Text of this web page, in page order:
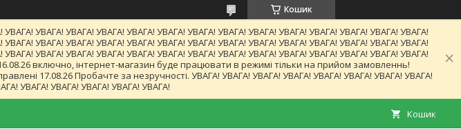
Кошик
УВАГА! УВАГА! УВАГА! УВАГА! УВАГА! УВАГА! УВАГА! УВАГА! УВАГА! УВАГА! УВАГА! УВАГА! УВАГА!
УВАГА! УВАГА! УВАГА! УВАГА! УВАГА! УВАГА! УВАГА! УВАГА! УВАГА! УВАГА! УВАГА! УВАГА! УВАГА!
УВАГА! УВАГА! УВАГА! УВАГА! УВАГА! УВАГА! УВАГА! УВАГА! УВАГА! УВАГА! УВАГА! УВАГА! УВАГА!
включно, інтернет-магазин буде працювати в режимі тільки на прийом замовленнь!
17.08.26 Пробачте за незручності. УВАГА! УВАГА! УВАГА! УВАГА! УВАГА! УВАГА! УВАГА! УВАГА!
УВАГА! УВАГА! УВАГА! УВАГА! УВАГА!
Кошик